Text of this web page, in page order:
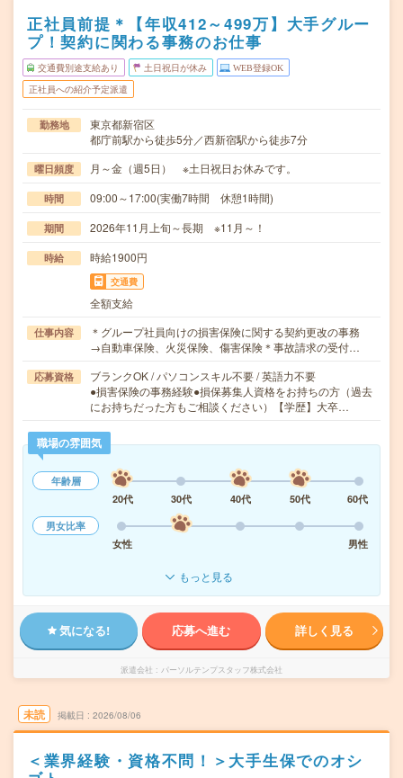
正社員前提＊【年収412～499万】大手グルー
プ！契約に関わる事務のお仕事
交通費別途支給あり 土日祝日が休み WEB登録OK
正社員への紹介予定派遣
勤務地
東京都新宿区
都庁前駅から徒歩5分／西新宿駅から徒歩7分
曜日頻度 月～金（週5日） ※土日祝日お休みです。
時間 09:00～17:00(実働7時間 休憩1時間)
期間 2026年11月上旬～長期 ※11月～！
時給 時給1900円
交通費
全額支給
仕事内容
＊グループ社員向けの損害保険に関する契約更改の事務
→自動車保険、火災保険、傷害保険＊事故請求の受付…
応募資格
ブランクOK / パソコンスキル不要 / 英語力不要
●損害保険の事務経験●損保募集人資格をお持ちの方（過去
にお持ちだった方もご相談ください）【学歴】大卒…
職場の雰囲気
年齢層
20代
30代 40代 50代
60代
男女比率
女性
男性
もっと見る
気になる! 応募へ進む 詳しく見る
派遣会社 パーソルテンプスタッフ株式会社
未読 掲載日 2026/08/06
＜業界経験・資格不問！＞大手生保でのオシ